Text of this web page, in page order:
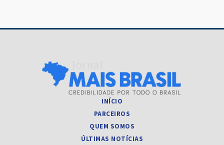
INÍCIO
PARCEIROS
QUEM SOMOS
ÚLTIMAS NOTÍCIAS